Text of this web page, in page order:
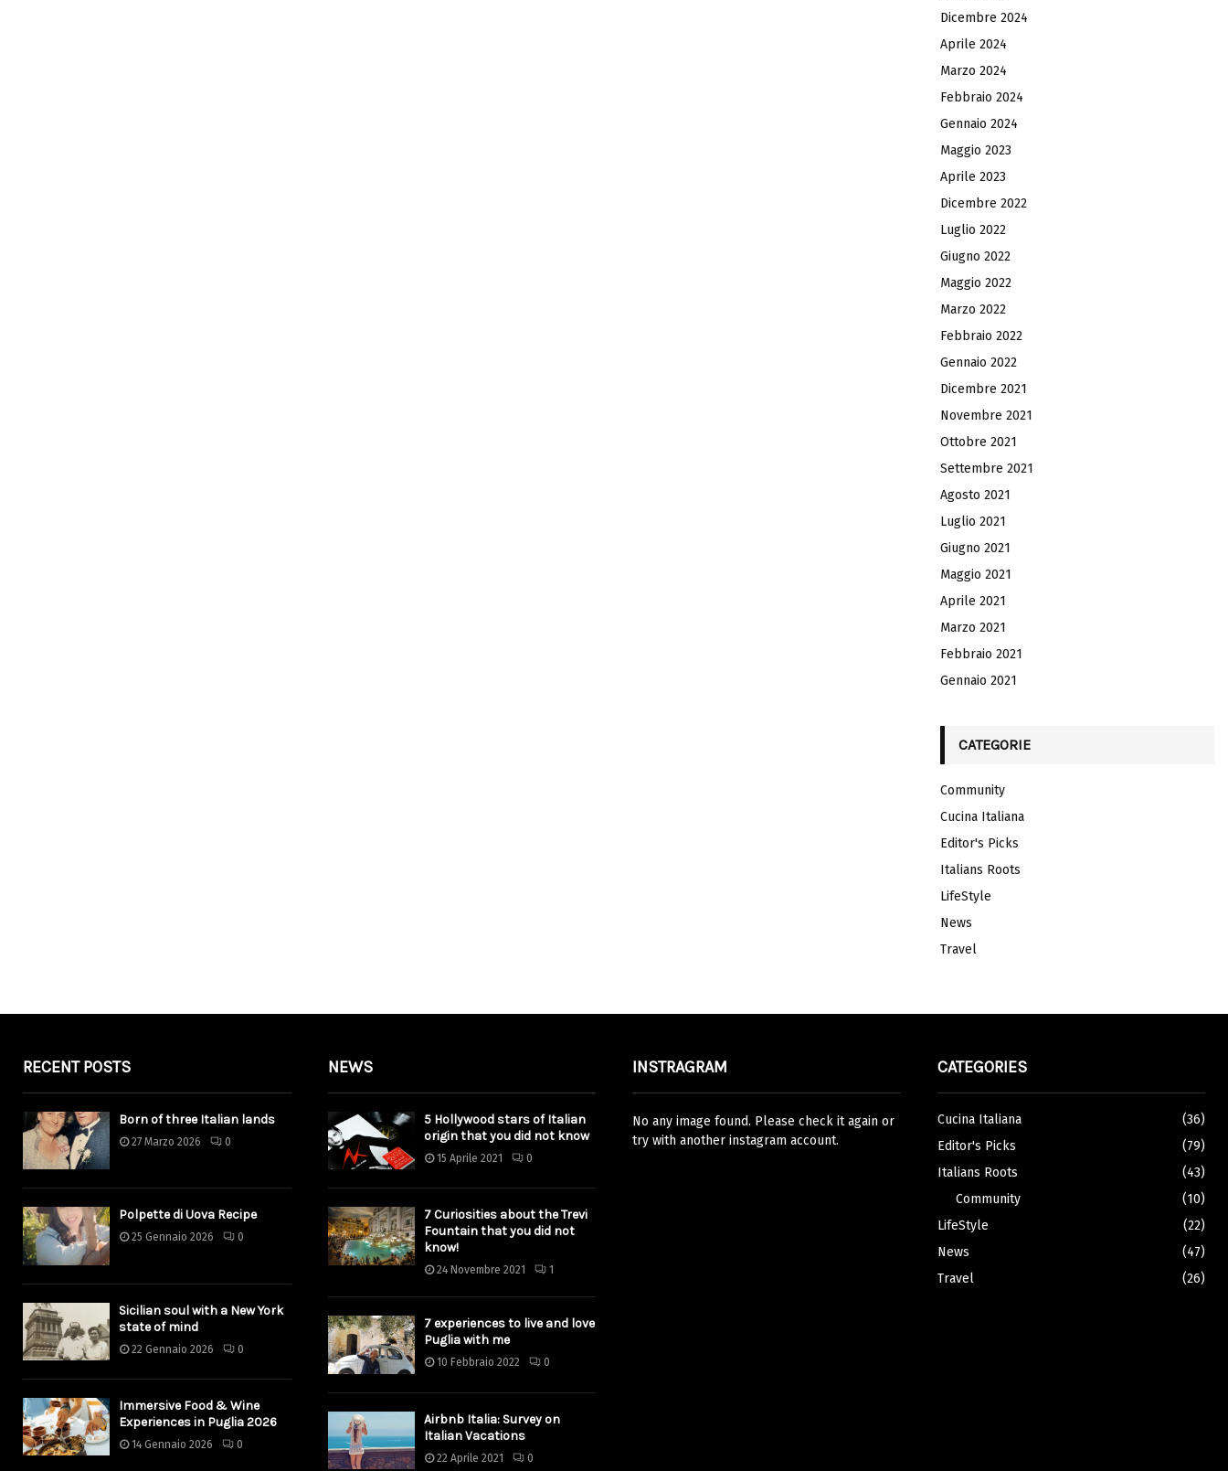
Dicembre 2024
Aprile 2024
Marzo 2024
Febbraio 2024
Gennaio 2024
Maggio 2023
Aprile 2023
Dicembre 2022
Luglio 2022
Giugno 2022
Maggio 2022
Marzo 2022
Febbraio 2022
Gennaio 2022
Dicembre 2021
Novembre 2021
Ottobre 2021
Settembre 2021
Agosto 2021
Luglio 2021
Giugno 2021
Maggio 2021
Aprile 2021
Marzo 2021
Febbraio 2021
Gennaio 2021
CATEGORIE
Community
Cucina Italiana
Editor's Picks
Italians Roots
LifeStyle
News
Travel
RECENT POSTS
Born of three Italian lands
27 Marzo 2026 0
Polpette di Uova Recipe
25 Gennaio 2026 0
Sicilian soul with a New York
state of mind
22 Gennaio 2026 0
Immersive Food & Wine
Experiences in Puglia 2026
14 Gennaio 2026 0
NEWS
5 Hollywood stars of Italian
origin that you did not know
15 Aprile 2021 0
7 Curiosities about the Trevi
Fountain that you did not
know!
24 Novembre 2021 1
7 experiences to live and love
Puglia with me
10 Febbraio 2022 0
Airbnb Italia: Survey on
Italian Vacations
22 Aprile 2021 0
INSTRAGRAM
No any image found. Please check it again or
try with another instagram account.
CATEGORIES
Cucina Italiana
(36)
Editor's Picks
(79)
Italians Roots
(43)
Community
(10)
LifeStyle
(22)
News
(47)
Travel
(26)